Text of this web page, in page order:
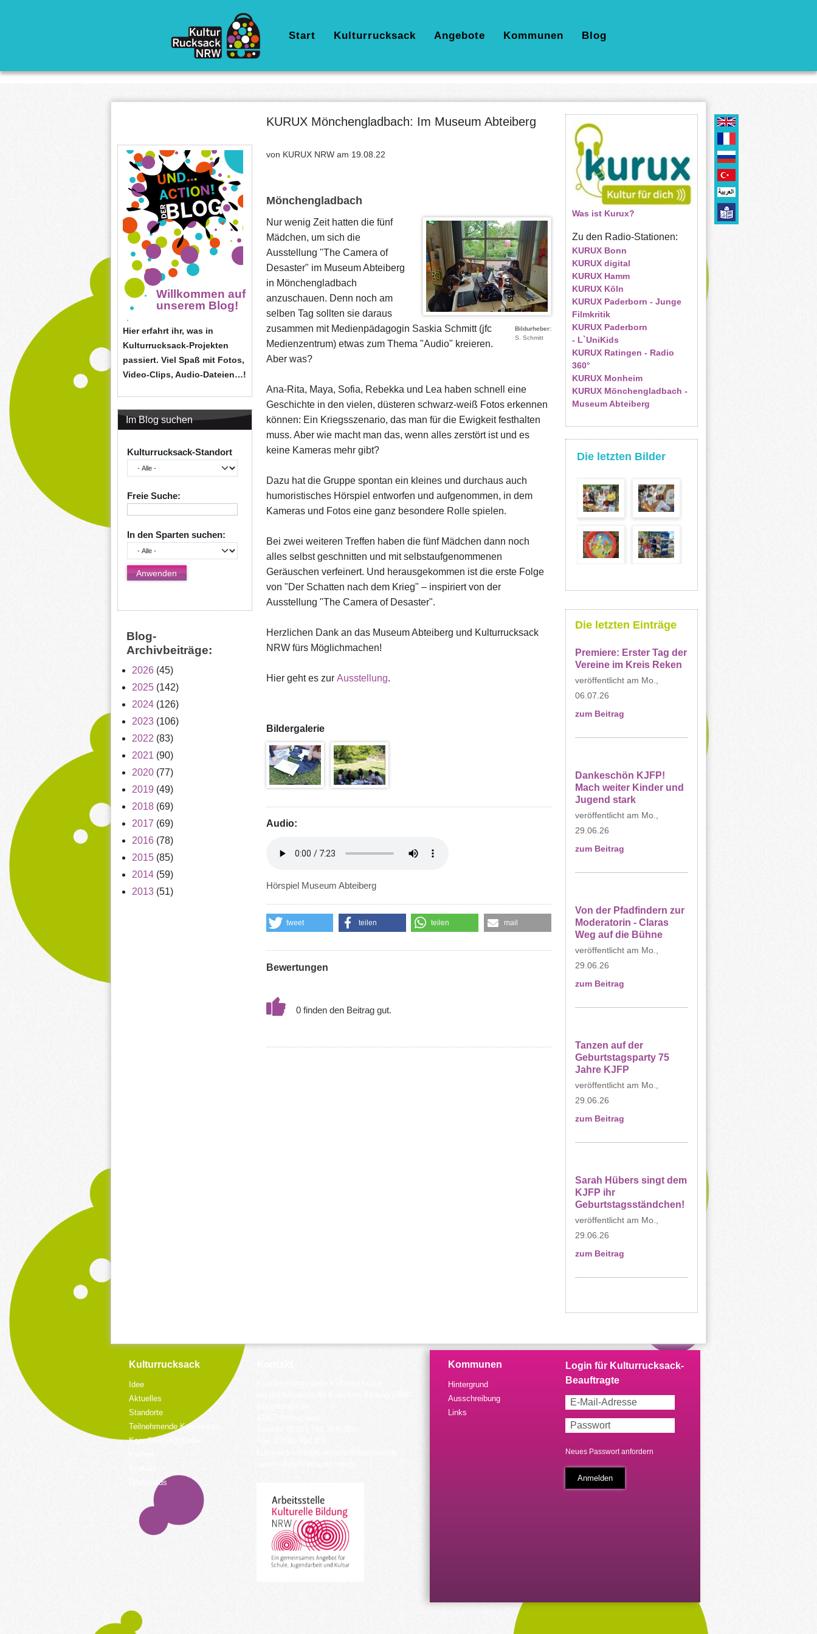
Hauptnavigation
Start Kulturrucksack Angebote Kommunen Blog
Willkommen auf
unserem Blog!
Hier erfahrt ihr, was in
Kulturrucksack-Projekten
passiert. Viel Spaß mit Fotos,
Video-Clips, Audio-Dateien…!
Im Blog suchen
Kulturrucksack-Standort
Freie Suche:
In den Sparten suchen:
Blog-
Archivbeiträge:
2026 (45)
2025 (142)
2024 (126)
2023 (106)
2022 (83)
2021 (90)
2020 (77)
2019 (49)
2018 (69)
2017 (69)
2016 (78)
2015 (85)
2014 (59)
2013 (51)
KURUX Mönchengladbach: Im Museum Abteiberg
von KURUX NRW am 19.08.22
Mönchengladbach
Bildurheber
S. Schmitt
Nur wenig Zeit hatten die fünf
Mädchen, um sich die
Ausstellung "The Camera of
Desaster" im Museum Abteiberg
in Mönchengladbach
anzuschauen. Denn noch am
selben Tag sollten sie daraus
zusammen mit Medienpädagogin Saskia Schmitt (jfc
Medienzentrum) etwas zum Thema "Audio" kreieren.
Aber was?
Ana-Rita, Maya, Sofia, Rebekka und Lea haben schnell eine
Geschichte in den vielen, düsteren schwarz-weiß Fotos erkennen
können: Ein Kriegsszenario, das man für die Ewigkeit festhalten
muss. Aber wie macht man das, wenn alles zerstört ist und es
keine Kameras mehr gibt?
Dazu hat die Gruppe spontan ein kleines und durchaus auch
humoristisches Hörspiel entworfen und aufgenommen, in dem
Kameras und Fotos eine ganz besondere Rolle spielen.
Bei zwei weiteren Treffen haben die fünf Mädchen dann noch
alles selbst geschnitten und mit selbstaufgenommenen
Geräuschen verfeinert. Und herausgekommen ist die erste Folge
von "Der Schatten nach dem Krieg" – inspiriert von der
Ausstellung "The Camera of Desaster".
Herzlichen Dank an das Museum Abteiberg und Kulturrucksack
NRW fürs Möglichmachen!
Hier geht es zur Ausstellung.
Bildergalerie
Audio:
Hörspiel Museum Abteiberg
tweet teilen teilen mail
Bewertungen
0
Was ist Kurux?
Zu den Radio-Stationen:
KURUX Bonn
KURUX digital
KURUX Hamm
KURUX Köln
KURUX Paderborn - Junge
Filmkritik
KURUX Paderborn
- L`UniKids
KURUX Ratingen - Radio
360°
KURUX Monheim
KURUX Mönchengladbach -
Museum Abteiberg
Die letzten Bilder
Die letzten Einträge
Premiere: Erster Tag der
Vereine im Kreis Reken
Mo.,
06.07.26
zum Beitrag
Dankeschön KJFP!
Mach weiter Kinder und
Jugend stark
Mo.,
29.06.26
zum Beitrag
Von der Pfadfindern zur
Moderatorin - Claras
Weg auf die Bühne
Mo.,
29.06.26
zum Beitrag
Tanzen auf der
Geburtstagsparty 75
Jahre KJFP
Mo.,
29.06.26
zum Beitrag
Sarah Hübers singt dem
KJFP ihr
Geburtstagsständchen!
Mo.,
29.06.26
zum Beitrag
Kulturrucksack
Idee
Aktuelles
Standorte
Teilnehmende Kommunen
Koordinierungsstelle
Downloads
Kommunen
Hintergrund
Ausschreibung
Links
Neues Passwort anfordern